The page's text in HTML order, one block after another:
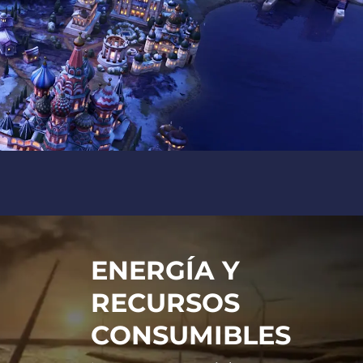
ENERGÍA Y
RECURSOS
CONSUMIBLES